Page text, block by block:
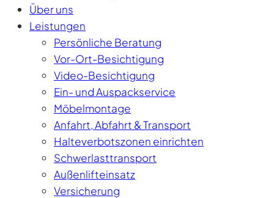
Über uns
Leistungen
Persönliche Beratung
Vor-Ort-Besichtigung
Video-Besichtigung
Ein- und Auspackservice
Möbelmontage
Anfahrt, Abfahrt & Transport
Halteverbotszonen einrichten
Schwerlasttransport
Außenlifteinsatz
Versicherung